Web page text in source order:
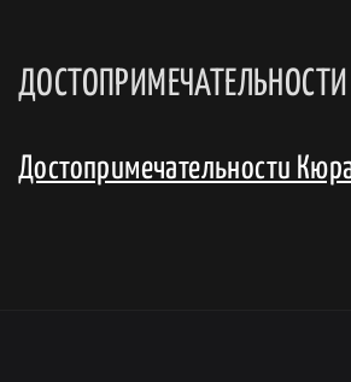
Достопримечательности